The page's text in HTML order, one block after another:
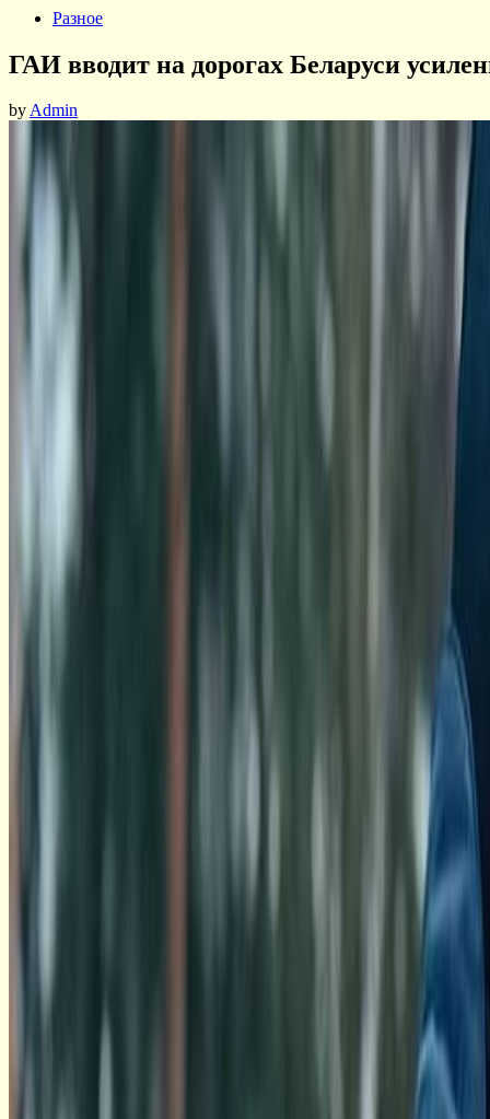
PostedРазное
ГАИ вводит на дорогах Беларуси
byAdmin